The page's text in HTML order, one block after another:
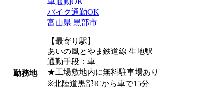
勤務地
バイク通勤OK
富山県 黒部市
【最寄り駅】
あいの風とやま鉄道線 生地駅
通勤手段：車
★工場敷地内に無料駐車場あり
※北陸道黒部ICから車で15分